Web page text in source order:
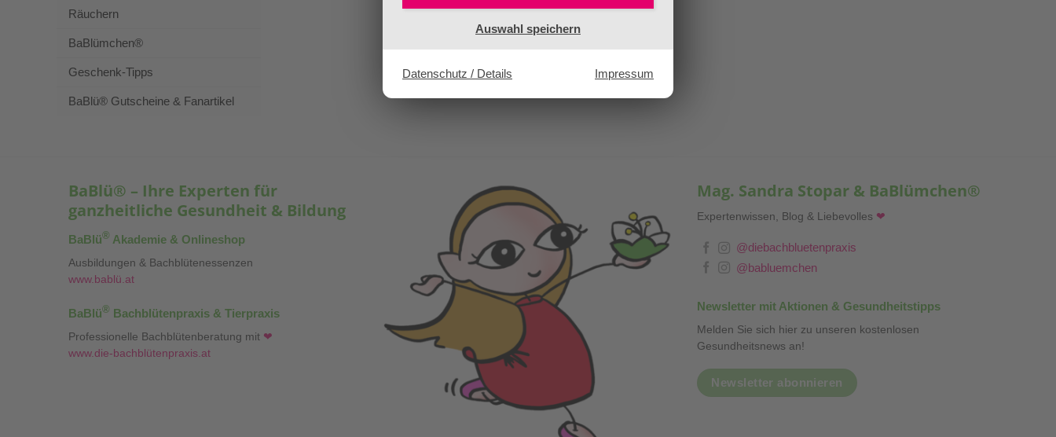
Auswahl speichern
Datenschutz / Details Impressum
Räuchern
BaBlümchen®
Geschenk-Tipps
BaBlü® Gutscheine & Fanartikel
BaBlü® – Ihre Experten für
ganzheitliche Gesundheit & Bildung
BaBlü® Akademie & Onlineshop
Ausbildungen & Bachblütenessenzen
www.bablü.at
BaBlü® Bachblütenpraxis & Tierpraxis
Professionelle Bachblütenberatung mit ❤
www.die-bachblütenpraxis.at
Mag. Sandra Stopar & BaBlümchen®
Expertenwissen, Blog & Liebevolles ❤
@diebachbluetenpraxis
@babluemchen
Newsletter mit Aktionen & Gesundheitstipps
Melden Sie sich hier zu unseren kostenlosen
Gesundheitsnews an!
Newsletter abonnieren